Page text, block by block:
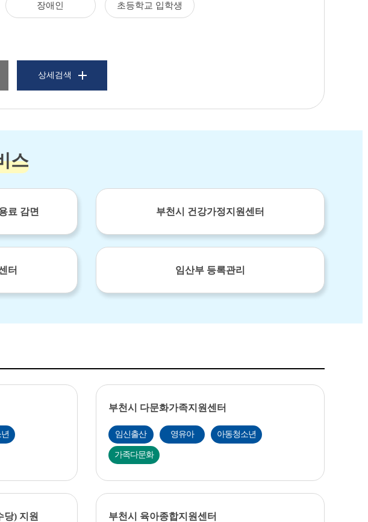
장애인 초등학교 입학생
상세검색
스
료 감면 부천시 건강가정지원센터
터 임산부 등록관리
부천시 다문화가족지원센터
임신출산 영유아 아동청소년
가족다문화
당) 지원 부천시 육아종합지원센터